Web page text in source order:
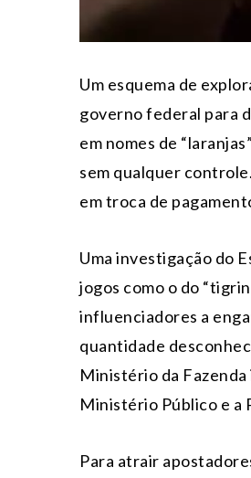
Um esquema de
governo federal para
em nomes de
sem qualquer
em troca de
Uma investigação do
jogos como o do
influenciadores a
quantidade
Ministério da
Ministério Público e a
Para atrair